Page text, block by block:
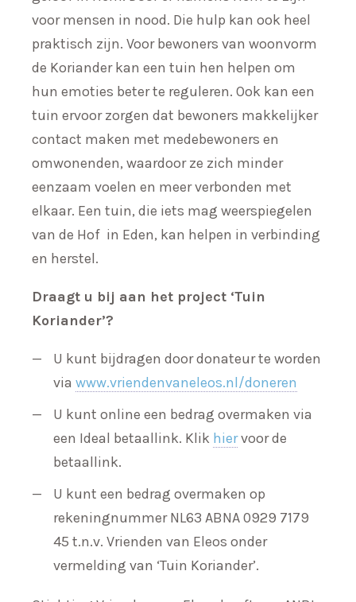
voor mensen in nood. Die hulp kan ook heel
praktisch zijn. Voor bewoners van woonvorm
de Koriander kan een tuin hen helpen om
hun emoties beter te reguleren. Ook kan een
tuin ervoor zorgen dat bewoners makkelijker
contact maken met medebewoners en
omwonenden, waardoor ze zich minder
eenzaam voelen en meer verbonden met
elkaar. Een tuin, die iets mag weerspiegelen
van de Hof in Eden, kan helpen in verbinding
en herstel.
Draagt u bij aan het project ‘Tuin
Koriander’?
U kunt bijdragen door donateur te worden
via www.vriendenvaneleos.nl/doneren
U kunt online een bedrag overmaken via
een Ideal betaallink. Klik hiervoor de
betaallink.
U kunt een bedrag overmaken op
rekeningnummer NL63 ABNA 0929 7179
45 t.n.v. Vrienden van Eleos onder
vermelding van ‘Tuin Koriander’.